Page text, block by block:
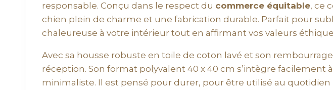
responsable. Conçu dans le respect du commerce équitable, ce
chien plein de charme et une fabrication durable. Parfait pour
chaleureuse à votre intérieur tout en affirmant vos valeurs
Avec sa housse robuste en toile de coton lavé et son
réception. Son format polyvalent 40 x 40 cm s’intègre facilement
minimaliste. Il est pensé pour durer, pour être utilisé au